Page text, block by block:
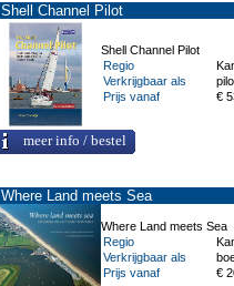
Shell Channel Pilot
Shell Channel Pilot
Regio
Verkrijgbaar als
Prijs vanaf
€
meer info / bestel
Where Land meets Sea
Where Land meets Sea
Regio
Verkrijgbaar als
Prijs vanaf
€